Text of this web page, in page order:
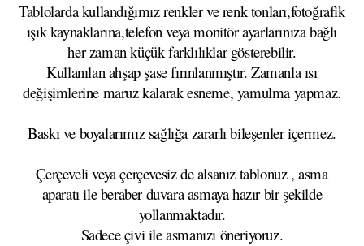
Tablolarda kullandığımız renkler ve renk tonları,fotoğrafik
ışık kaynaklarına,telefon veya monitör ayarlarınıza bağlı
her zaman küçük farklılıklar gösterebilir.
Kullanılan ahşap şase fırınlanmıştır. Zamanla ısı
değişimlerine maruz kalarak esneme, yamulma yapmaz.
Baskı ve boyalarımız sağlığa zararlı bileşenler içermez.
Çerçeveli veya çerçevesiz de alsanız tablonuz , asma
aparatı ile beraber duvara asmaya hazır bir şekilde
yollanmaktadır.
Sadece çivi ile asmanızı öneriyoruz.